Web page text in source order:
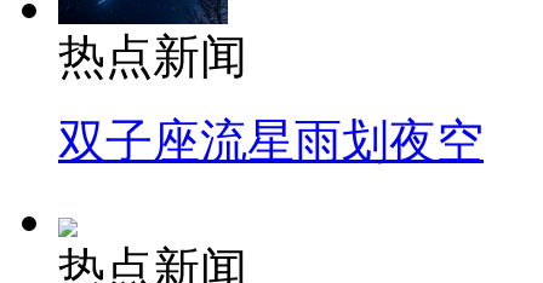
热点新闻
双子座流星雨划夜空
热点新闻